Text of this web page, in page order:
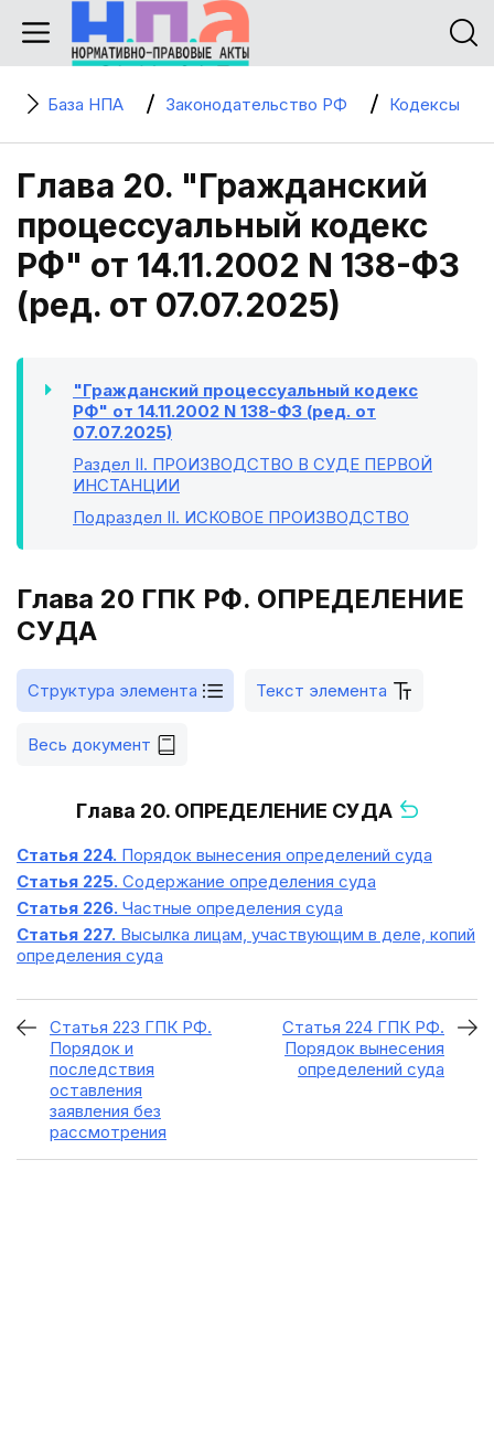
База НПА Законодательство РФ Кодексы
Глава 20. "Гражданский
процессуальный кодекс
РФ" от 14.11.2002 N 138-ФЗ
(ред. от 07.07.2025)
"Гражданский процессуальный кодекс
РФ" от 14.11.2002 N 138-ФЗ (ред. от
07.07.2025)
Раздел II. ПРОИЗВОДСТВО В СУДЕ ПЕРВОЙ
ИНСТАНЦИИ
Подраздел II. ИСКОВОЕ ПРОИЗВОДСТВО
Глава 20 ГПК РФ. ОПРЕДЕЛЕНИЕ
СУДА
Структура элемента Текст элемента
Весь документ
Глава 20. ОПРЕДЕЛЕНИЕ СУДА
Статья 224. Порядок вынесения определений суда
Статья 225. Содержание определения суда
Статья 226. Частные определения суда
Статья 227. Высылка лицам, участвующим в деле, копий
определения суда
Статья 223 ГПК РФ.
Порядок и
последствия
оставления
заявления без
рассмотрения
Статья 224 ГПК РФ.
Порядок вынесения
определений суда